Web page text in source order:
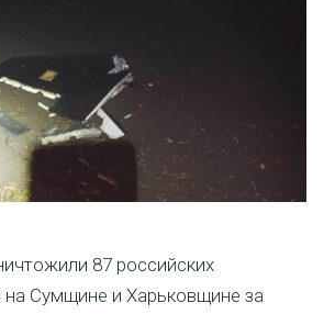
87 российских
на Сумщине и Харьковщине за